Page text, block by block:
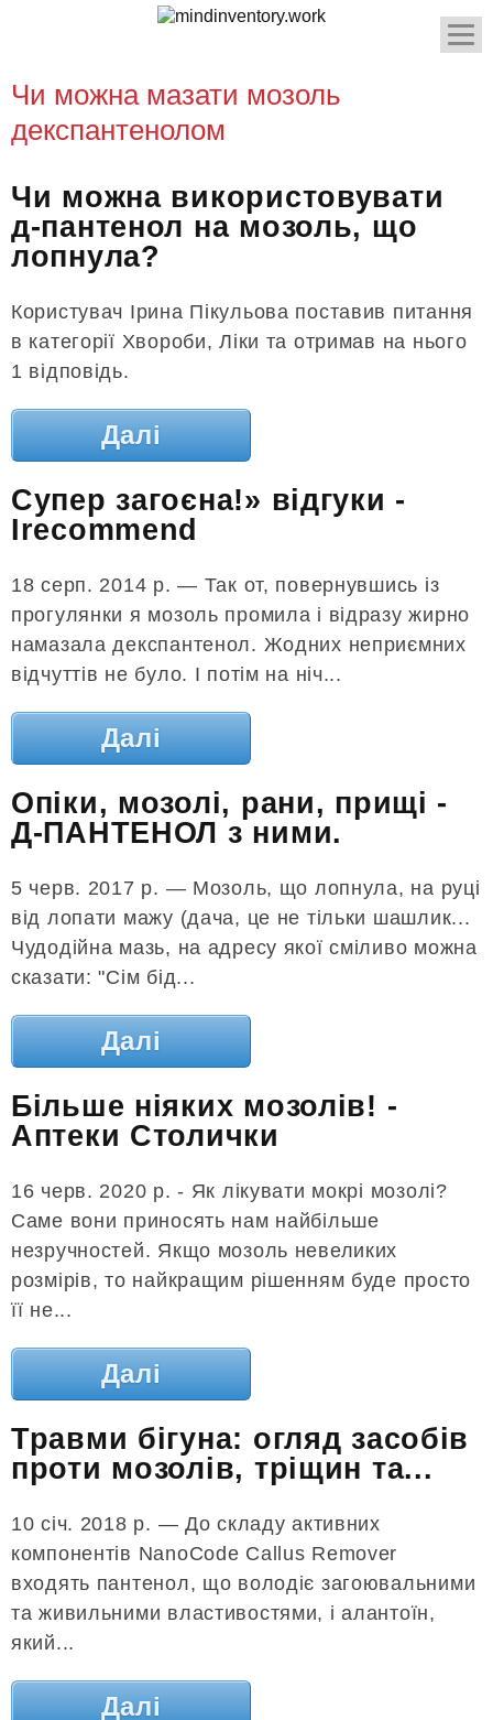
Чи можна мазати мозоль
декспантенолом
Чи можна використовувати
д-пантенол на мозоль, що
лопнула?
Користувач Ірина Пікульова поставив питання
в категорії Хвороби, Ліки та отримав на нього
1 відповідь.
Далі
Супер загоєна!» відгуки -
Irecommend
18 серп. 2014 р. — Так от, повернувшись із
прогулянки я мозоль промила і відразу жирно
намазала декспантенол. Жодних неприємних
відчуттів не було. І потім на ніч...
Далі
Опіки, мозолі, рани, прищі -
Д-ПАНТЕНОЛ з ними.
5 черв. 2017 р. — Мозоль, що лопнула, на руці
від лопати мажу (дача, це не тільки шашлик...
Чудодійна мазь, на адресу якої сміливо можна
сказати: "Сім бід...
Далі
Більше ніяких мозолів! -
Аптеки Столички
16 черв. 2020 р. - Як лікувати мокрі мозолі?
Саме вони приносять нам найбільше
незручностей. Якщо мозоль невеликих
розмірів, то найкращим рішенням буде просто
її не...
Далі
Травми бігуна: огляд засобів
проти мозолів, тріщин та...
10 січ. 2018 р. — До складу активних
компонентів NanoCode Callus Remover
входять пантенол, що володіє загоювальними
та живильними властивостями, і алантоїн,
який...
Далі